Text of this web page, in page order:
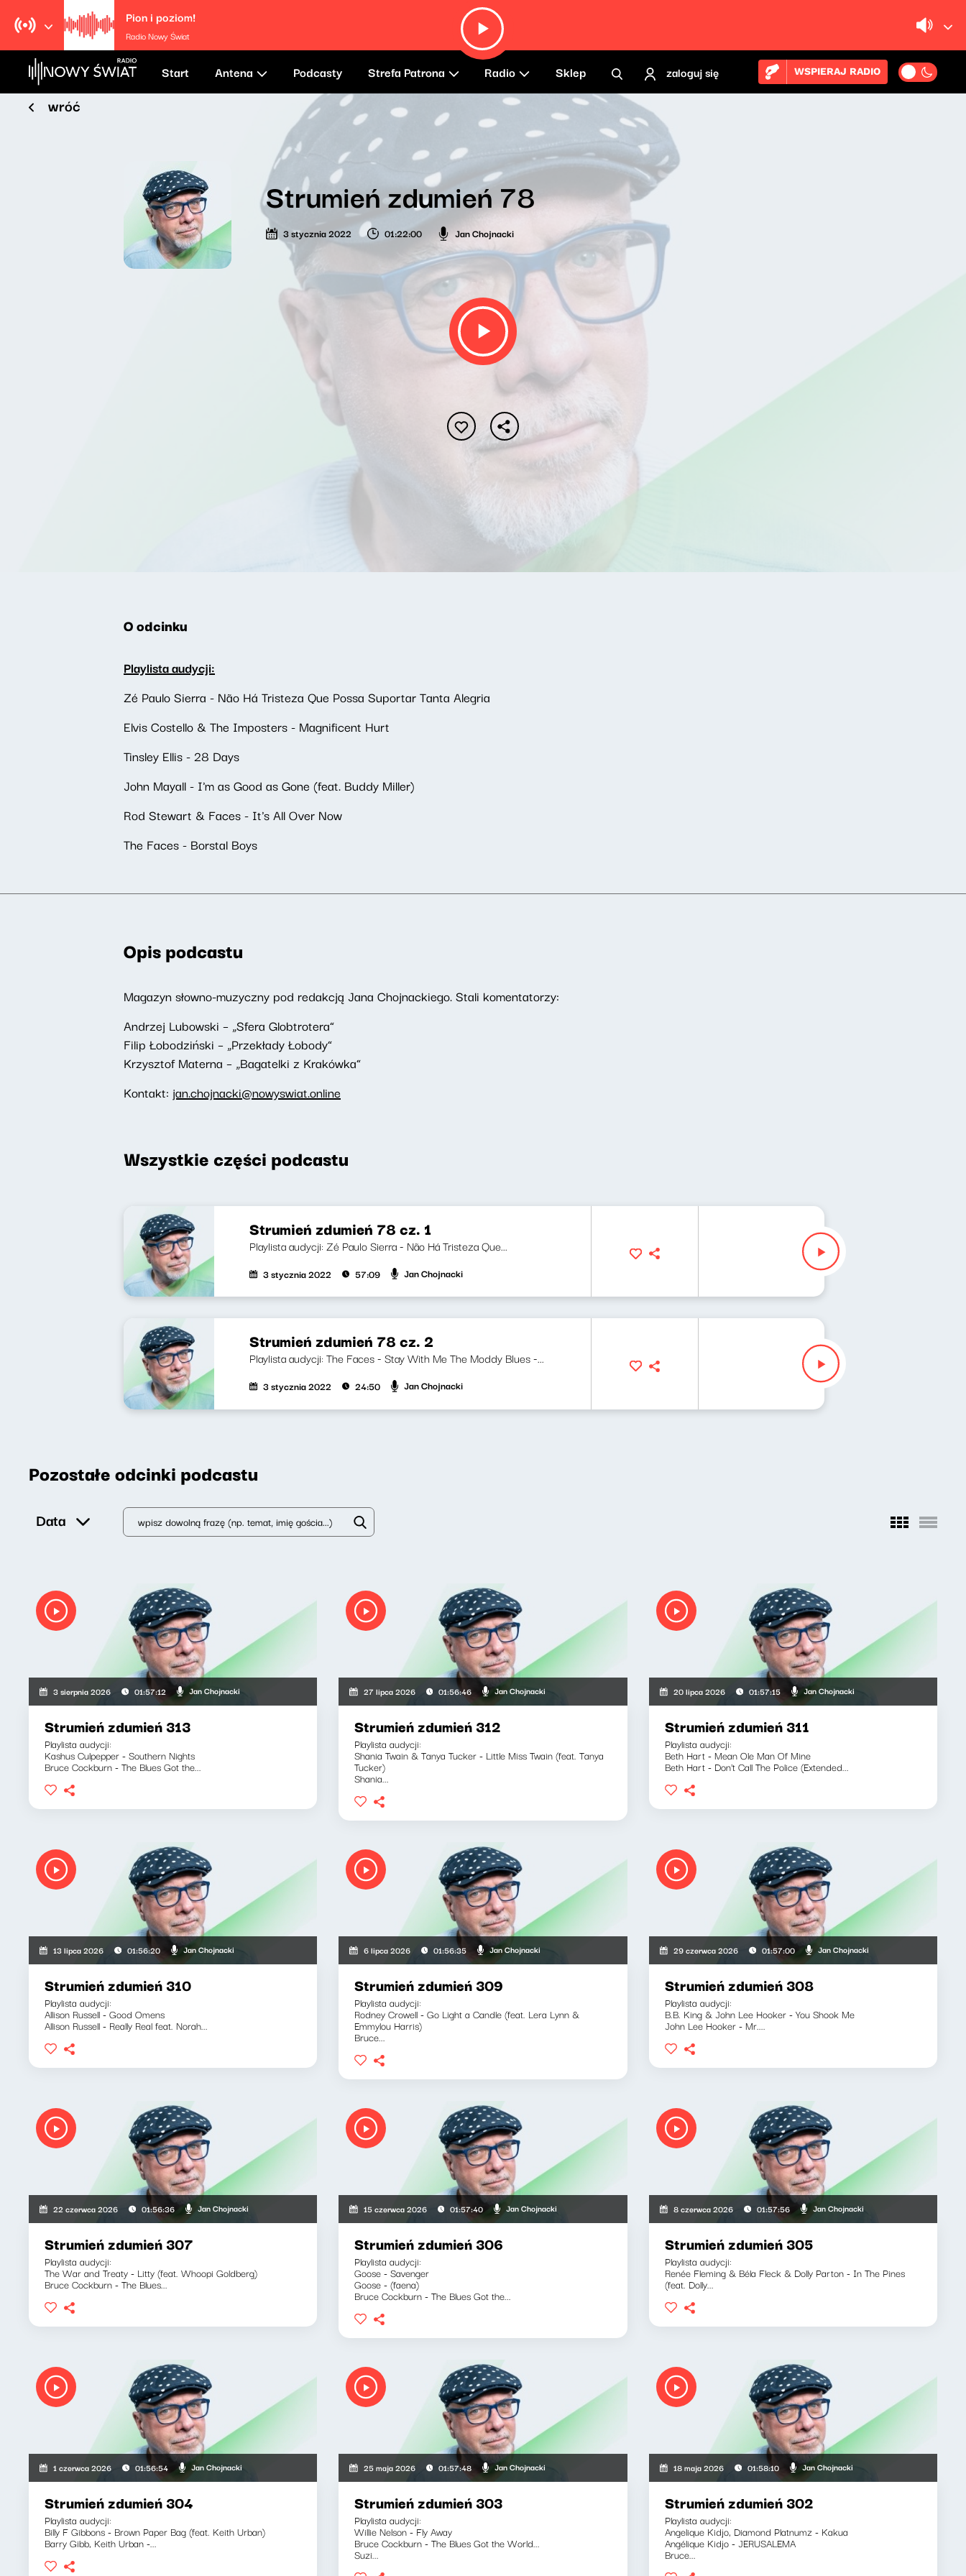
Pion i poziom!
Radio Nowy Świat
Start Antena Podcasty Strefa Patrona Radio Sklep zaloguj się WSPIERAJ RADIO
wróć
Strumień zdumień 78
3 stycznia 2022 01:22:00 Jan Chojnacki
O odcinku
Playlista audycji:
Zé Paulo Sierra - Não Há Tristeza Que Possa Suportar Tanta Alegria
Elvis Costello & The Imposters - Magnificent Hurt
Tinsley Ellis - 28 Days
John Mayall - I'm as Good as Gone (feat. Buddy Miller)
Rod Stewart & Faces - It's All Over Now
The Faces - Borstal Boys
Opis podcastu
Magazyn słowno-muzyczny pod redakcją Jana Chojnackiego. Stali komentatorzy:
Andrzej Lubowski – „Sfera Globtrotera”
Filip Łobodziński – „Przekłady Łobody”
Krzysztof Materna – „Bagatelki z Krakówka”
Kontakt: jan.chojnacki@nowyswiat.online
Wszystkie części podcastu
Strumień zdumień 78 cz. 1
Playlista audycji: Zé Paulo Sierra - Não Há Tristeza Que...
3 stycznia 2022 57:09 Jan Chojnacki
Strumień zdumień 78 cz. 2
Playlista audycji: The Faces - Stay With Me The Moddy Blues -...
3 stycznia 2022 24:50 Jan Chojnacki
Pozostałe odcinki podcastu
Data
3 sierpnia 2026 01:57:12 Jan Chojnacki
Strumień zdumień 313
Playlista audycji:
Kashus Culpepper - Southern Nights
Bruce Cockburn - The Blues Got the...
27 lipca 2026 01:56:46 Jan Chojnacki
Strumień zdumień 312
Playlista audycji:
Shania Twain & Tanya Tucker - Little Miss Twain (feat. Tanya
Tucker)
Shania...
20 lipca 2026 01:57:15 Jan Chojnacki
Strumień zdumień 311
Playlista audycji:
Beth Hart - Mean Ole Man Of Mine
Beth Hart - Don't Call The Police (Extended...
13 lipca 2026 01:56:20 Jan Chojnacki
Strumień zdumień 310
Playlista audycji:
Allison Russell - Good Omens
Allison Russell - Really Real feat. Norah...
6 lipca 2026 01:56:35 Jan Chojnacki
Strumień zdumień 309
Playlista audycji:
Rodney Crowell - Go Light a Candle (feat. Lera Lynn &
Emmylou Harris)
Bruce...
29 czerwca 2026 01:57:00 Jan Chojnacki
Strumień zdumień 308
Playlista audycji:
B.B. King & John Lee Hooker - You Shook Me
John Lee Hooker - Mr....
22 czerwca 2026 01:56:36 Jan Chojnacki
Strumień zdumień 307
Playlista audycji:
The War and Treaty - Litty (feat. Whoopi Goldberg)
Bruce Cockburn - The Blues...
15 czerwca 2026 01:57:40 Jan Chojnacki
Strumień zdumień 306
Playlista audycji:
Goose - Savenger
Goose - (faena)
Bruce Cockburn - The Blues Got the...
8 czerwca 2026 01:57:56 Jan Chojnacki
Strumień zdumień 305
Playlista audycji:
Renée Fleming & Béla Fleck & Dolly Parton - In The Pines
(feat. Dolly...
1 czerwca 2026 01:56:54 Jan Chojnacki
Strumień zdumień 304
Playlista audycji:
Billy F Gibbons - Brown Paper Bag (feat. Keith Urban)
Barry Gibb, Keith Urban -...
25 maja 2026 01:57:48 Jan Chojnacki
Strumień zdumień 303
Playlista audycji:
Willie Nelson - Fly Away
Bruce Cockburn - The Blues Got the World...
Suzi...
18 maja 2026 01:58:10 Jan Chojnacki
Strumień zdumień 302
Playlista audycji:
Angelique Kidjo, Diamond Platnumz - Kakua
Angélique Kidjo - JERUSALEMA
Bruce...